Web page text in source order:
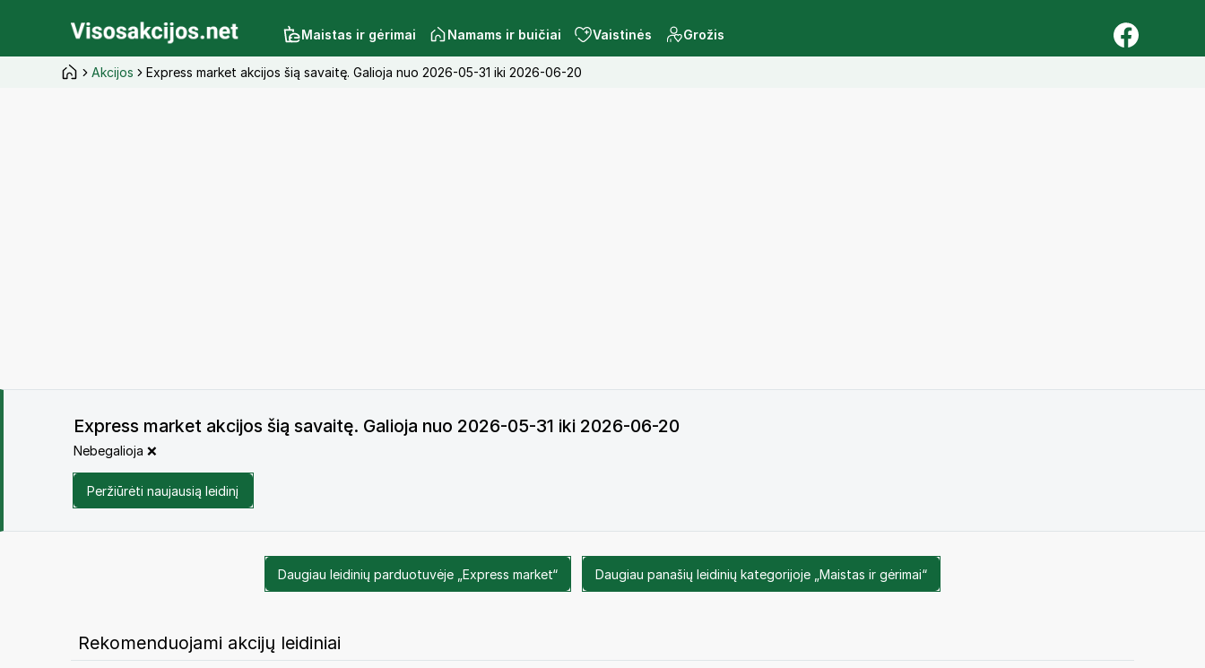
Maistas ir gėrimai Namams ir buičiai Vaistinės Grožis
Akcijos Express market akcijos šią savaitę. Galioja nuo 2026-05-31 iki 2026-06-20
Express market akcijos šią savaitę. Galioja nuo 2026-05-31 iki 2026-06-20
Nebegalioja ❌
Peržiūrėti naujausią leidinį
Daugiau leidinių parduotuvėje „Express market“ Daugiau panašių leidinių kategorijoje „Maistas ir gėrimai“
Rekomenduojami akcijų leidiniai